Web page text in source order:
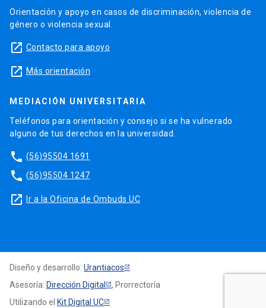
Orientación y apoyo en casos de discriminación, violencia de
género o violencia sexual.
launch Contacto para apoyo
launch Más orientación
MEDIACIÓN UNIVERSITARIA
Teléfonos para orientación y consejo si se ha vulnerado
alguno de tus derechos en la universidad.
phone (56)95504 1691
phone (56)95504 1247
launch Ir a la Oficina de Ombuds UC
Diseño y desarrollo: Urantiacos
Asesoría: Dirección Digital
, Prorrectoría
Utilizando el Kit Digital UC